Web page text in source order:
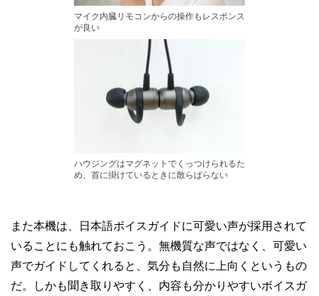
マイク内臓リモコンからの操作もレスポンス
が良い
ハウジングはマグネットでくっつけられるた
め、首に掛けているときに散らばらない
また本機は、日本語ボイスガイドに可愛い声が採用されて
いることにも触れておこう。無機質な声ではなく、可愛い
声でガイドしてくれると、気分も自然に上向くというもの
だ。しかも聞き取りやすく、内容も分かりやすいボイスガ